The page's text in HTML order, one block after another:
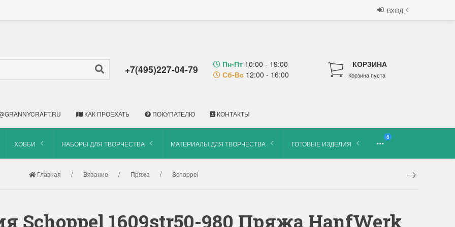
ВХОД
+7(495)227-04-79 Пн-Пт 10:00 - 19:00
Сб-Вс 12:00 - 16:00
КОРЗИНА
Корзина пуста
КАК ПРОЕХАТЬ ПОКУПАТЕЛЮ КОНТАКТЫ
ХОББИ НАБОРЫ ДЛЯ ТВОРЧЕСТВА МАТЕРИАЛЫ ДЛЯ ТВОРЧЕСТВА ГОТОВЫЕ ИЗДЕЛИЯ
6
Главная Вязание Пряжа Schoppel
Schoppel 1609str50-980 Пряжа HanfWerk